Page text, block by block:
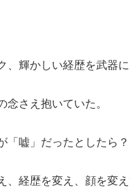
、輝かしい経歴を武器
さえ抱いていた。
「嘘」だったとしたら？
、経歴を変え、顔を変